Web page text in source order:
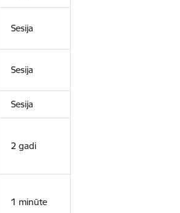
Sesija
Sesija
Sesija
2 gadi
1 minūte